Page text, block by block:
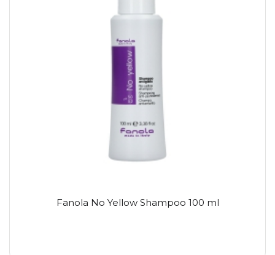
Fanola No Yellow Shampoo 100 ml